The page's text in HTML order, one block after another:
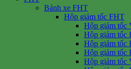
Bánh xe FHT
Hộp giảm tốc FHT
Hộp giảm tốc
Hộp giảm tốc
Hộp giảm tốc
Hộp giảm tốc
Hộp giảm tốc